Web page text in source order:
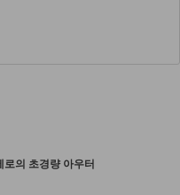
의 초경량 아우터